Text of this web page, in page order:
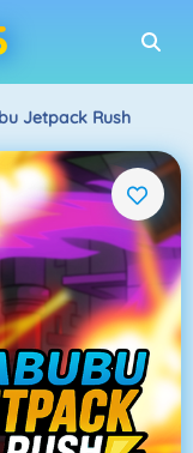
Jetpack Rush